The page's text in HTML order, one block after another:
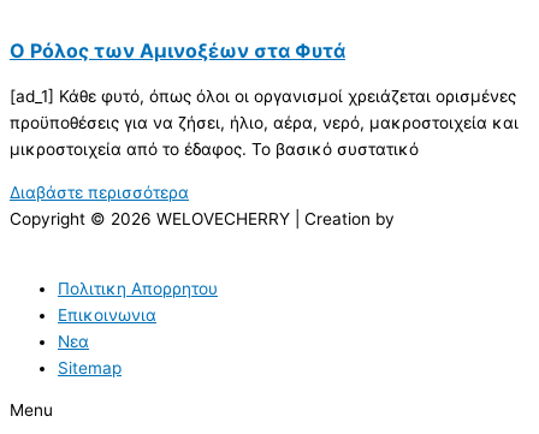
Ο Ρόλος των Αμινοξέων στα Φυτά
[ad_1] Κάθε φυτό, όπως όλοι οι οργανισμοί χρειάζεται ορισμένες
προϋποθέσεις για να ζήσει, ήλιο, αέρα, νερό, μακροστοιχεία και
μικροστοιχεία από το έδαφος. Το βασικό συστατικό
Διαβάστε περισσότερα
Copyright © 2026 WELOVECHERRY | Creation by
Πολιτικη Απορρητου
Επικοινωνια
Νεα
Sitemap
Menu